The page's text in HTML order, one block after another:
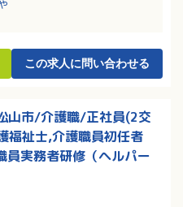
この求人に問い合わせる
山市/介護職/正社員(2交
福祉士,介護職員初任者
実務者研修（ヘルパー